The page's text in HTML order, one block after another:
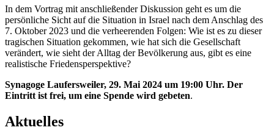
In dem Vortrag mit anschließender Diskussion geht es um die
persönliche Sicht auf die Situation in Israel nach dem Anschlag des
7. Oktober 2023 und die verheerenden Folgen: Wie ist es zu dieser
tragischen Situation gekommen, wie hat sich die Gesellschaft
verändert, wie sieht der Alltag der Bevölkerung aus, gibt es eine
realistische Friedensperspektive?
Synagoge Laufersweiler, 29. Mai 2024 um 19:00 Uhr. Der
Eintritt ist frei, um eine Spende wird gebeten.
Aktuelles